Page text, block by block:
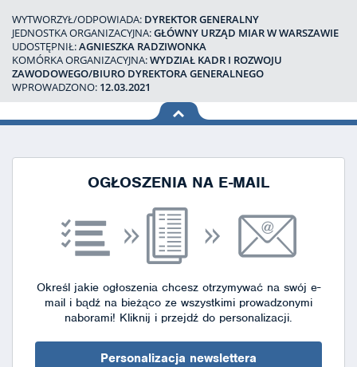
WYTWORZYŁ/ODPOWIADA: DYREKTOR GENERALNY
JEDNOSTKA ORGANIZACYJNA:GŁÓWNY URZĄD MIAR W WARSZAWIE
UDOSTĘPNIŁ:AGNIESZKA RADZIWONKA
KOMÓRKA ORGANIZACYJNA:WYDZIAŁ KADR I ROZWOJU
ZAWODOWEGO/BIURO DYREKTORA GENERALNEGO
WPROWADZONO: 12.03.2021
na górę
OGŁOSZENIA NA E-MAIL
Określ jakie ogłoszenia chcesz otrzymywać na swój e-
mail i bądź na bieżąco ze wszystkimi prowadzonymi
naborami! Kliknij i przejdź do personalizacji.
Personalizacja newslettera